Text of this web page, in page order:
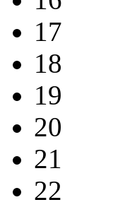
17
18
19
20
21
22